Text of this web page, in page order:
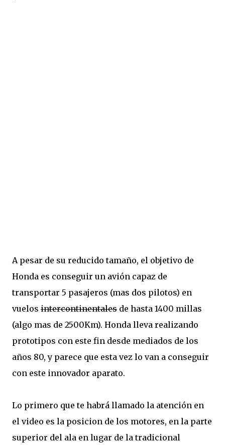
A pesar de su reducido tamaño, el objetivo de
Honda es conseguir un avión capaz de
transportar 5 pasajeros (mas dos pilotos) en
vuelos intercontinentales de hasta 1400 millas
(algo mas de 2500Km). Honda lleva realizando
prototipos con este fin desde mediados de los
años 80, y parece que esta vez lo van a conseguir
con este innovador aparato.
Lo primero que te habrá llamado la atención en
el video es la posicion de los motores, en la parte
superior del ala en lugar de la tradicional